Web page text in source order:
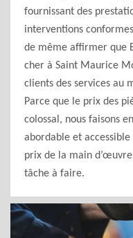
fournissant des
interventions
de même affirmer que
cher à Saint Maurice
clients des services au
Parce que le prix des
colossal, nous faisons
abordable et
prix de la main
tâche à faire.